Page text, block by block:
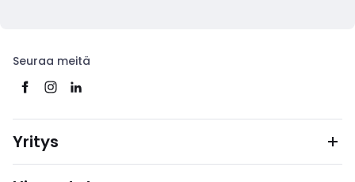
Seuraa meitä
Yritys